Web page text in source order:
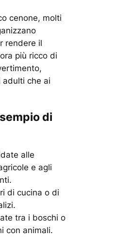
cenone, molti
rendere il
più ricco di
adulti che ai
di
alle
e agli
di cucina o di
tra i boschi o
con animali.